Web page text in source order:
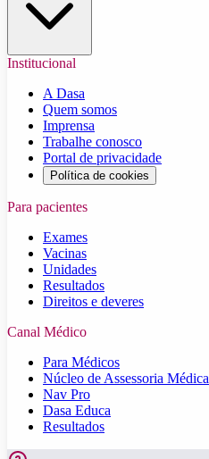
Institucional
A Dasa
Quem somos
Imprensa
Trabalhe conosco
Portal de privacidade
Política de cookies
Para pacientes
Exames
Vacinas
Unidades
Resultados
Direitos e deveres
Canal Médico
Para Médicos
Núcleo de Assessoria Médica
Nav Pro
Dasa Educa
Resultados